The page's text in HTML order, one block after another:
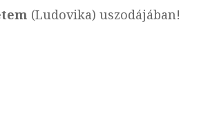
(Ludovika) uszodájában!